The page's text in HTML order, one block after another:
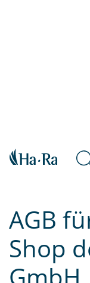
AGB
Shop